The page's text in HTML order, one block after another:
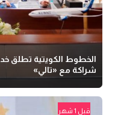
الخطوط الكويتية تطلق
شراكة مع «تالي»
قبل 1 شهر